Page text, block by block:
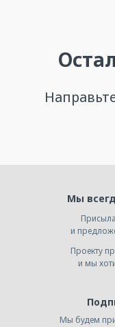
Мы
и
Мы будем
Проекту
и мы